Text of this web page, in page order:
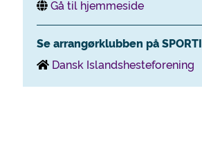
Gå til hjemmeside
Se arrangørklubben på SPORTI
Dansk Islandshesteforening